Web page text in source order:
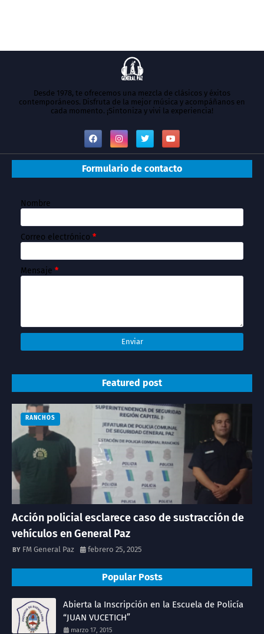
Desde 1978, te ofrecemos una mezcla de clásicos y éxitos
contemporáneos. Disfruta de la mejor música y acompáñanos en
cada momento. ¡Sintoniza y vivi la experiencia!
Formulario de contacto
Nombre
Correo electrónico *
Mensaje *
Featured post
RANCHOS
Acción policial esclarece caso de sustracción de
vehículos en General Paz
FM General Paz febrero 25, 2025
Popular Posts
Abierta la Inscripción en la Escuela de Policía
“JUAN VUCETICH”
marzo 17, 2015